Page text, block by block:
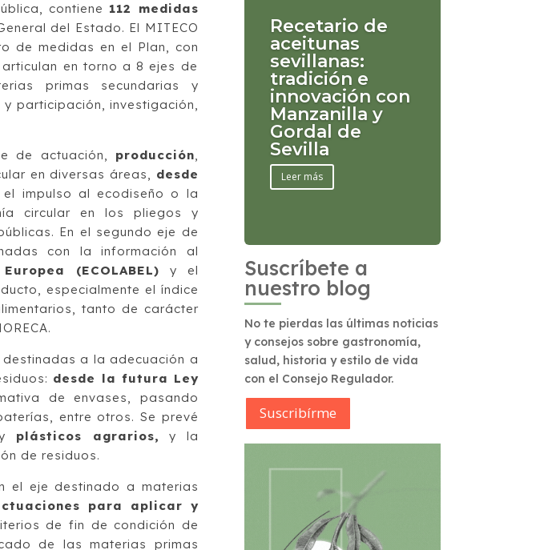
contiene 112 medidas
del Estado. El MITECO
de medidas en el Plan, con
en torno a 8 ejes de
primas secundarias y
participación, investigación,
de actuación, producción,
en diversas áreas, desde
impulso al ecodiseño o la
circular en los pliegos y
En el segundo eje de
con la información al
(ECOLABEL) y el
especialmente el índice
tanto de carácter
a la adecuación a
desde la futura Ley
de envases, pasando
entre otros. Se prevé
plásticos agrarios, y la
de residuos.
el eje destinado a materias
para aplicar y
de fin de condición de
de las materias primas
Recetario de
aceitunas
sevillanas:
tradición e
innovación con
Manzanilla y
Gordal de
Sevilla
Leer más
Suscríbete a
nuestro blog
No te pierdas las últimas noticias
y consejos sobre gastronomía,
salud, historia y estilo de vida
con el Consejo Regulador.
Suscribírme